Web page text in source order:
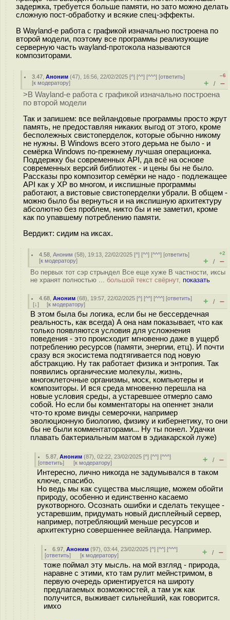
задержка, требуется больше памяти, но зато можно делать
сложную пост-обработку и всякие спец-эффекты.
В Wayland-е работа с графикой изначально построена по
второй модели, поэтому все программы реализующие
серверную часть wayland-протокола называются
композиторами.
3.47 ,Аноним (47), 16:56, 22/02/2025 [^] [^^] [^^^] [ответить]
[к модератору]
–6
+ / –
>В Wayland-е работа с графикой изначально построена
по второй модели
Так и запишем: все вейландовые программы просто жрут
память, не предоставляя никаких выгод от этого, кроме
бесполежных свистоперделок, которые обычно никому
не нужны. В Windows всего этого дерьма не было - и
семёрка Windows по-прежнему лучшая операционка.
Поддержку бы современных API, да всё на основе
современных версий библиотек - и цены бы не было.
Рассказы про композитор семёрки не надо - подлежащее
API как у XP во многом, и икспишные программы
работают, а вистовые свистоперделки убрали. В общем -
можно было бы вернуться и на икспишную архитектуру
абсолютно без проблем, никто бы и не заметил, кроме
как по упавшему потреблению памяти.
Вердикт: сидим на иксах.
4.58 ,Аноним (58), 19:13, 22/02/2025 [^] [^^] [^^^] [ответить]
[к модератору]
+2
+ / –
Во первых тот сэр стрындел Все еще хуже В частности, иксы
не хранят полностью ... большой текст свёрнут, показать
4.68 ,Аноним (68), 19:57, 22/02/2025 [^] [^^] [^^^] [ответить]
[↓] [к модератору] + / –
В этом была бы логика, если бы не бессердечная
реальность, как всегда) А она нам показывает, что как
только появляются условия для усложнения
поведения - это происходит мгновенно даже в ущерб
потреблению ресурсов (памяти, энергии, етц). И почти
сразу вся экосистема подтягивается под новую
абстракцию. Ну так работает физика и энтропия. Так
появились органические молекулы, жизнь,
многоклеточные организмы, моск, компьютеры и
композиторы. И вся среда мгновенно перешла на
новые условия среды, а устаревшее отмерло само
собой. Но если бы комментаторы на опеннет знали
что-то кроме винды семерочки, например
эволюционную биологию, физику и кибернетику, то они
бы не были комментаторами... Ну ты понел. Удачки
плавать бактериальным матом в эдиакарской луже)
5.87 ,Аноним (87), 02:22, 23/02/2025 [^] [^^] [^^^]
[ответить] [к модератору] + / –
Интересно, лично никогда не задумывался в таком
ключе, спасибо.
Но ведь мы как существа мыслящие, можем обойти
природу, особенно и единственно касаемо
рукотворного. Осознать ошибки и сделать текущее -
устаревшим, придумать новый дисплейный сервер,
например, потребляющий меньше ресурсов и
архитектурно совершеннее вейланда. Например.
6.97 ,Аноним (97), 03:44, 23/02/2025 [^] [^^] [^^^]
[ответить] [к модератору] + / –
тоже поймал эту мысль. на мой взгляд - природа,
наравне с этими, кто там рулит мейнстримом, в
первую очередь ориентируется на широту
предлагаемых возможностей, а там уж как
получится, выживает сильнейший, как говорится.
имхо